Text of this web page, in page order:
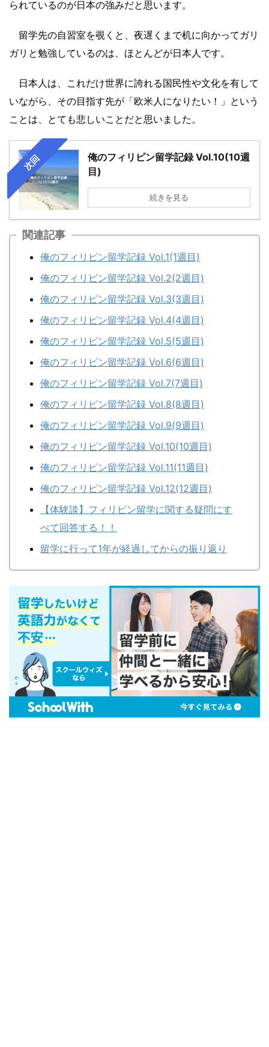
られているのが日本の強みだと思います。
留学先の自習室を覗くと、夜遅くまで机に向かってガリ
ガリと勉強しているのは、ほとんどが日本人です。
日本人は、これだけ世界に誇れる国民性や文化を有して
いながら、その目指す先が「欧米人になりたい！」という
ことは、とても悲しいことだと思いました。
次回
俺のフィリピン留学記録 Vol.10(10週
目)
続きを見る
関連記事
俺のフィリピン留学記録 Vol.1(1週目)
俺のフィリピン留学記録 Vol.2(2週目)
俺のフィリピン留学記録 Vol.3(3週目)
俺のフィリピン留学記録 Vol.4(4週目)
俺のフィリピン留学記録 Vol.5(5週目)
俺のフィリピン留学記録 Vol.6(6週目)
俺のフィリピン留学記録 Vol.7(7週目)
俺のフィリピン留学記録 Vol.8(8週目)
俺のフィリピン留学記録 Vol.9(9週目)
俺のフィリピン留学記録 Vol.10(10週目)
俺のフィリピン留学記録 Vol.11(11週目)
俺のフィリピン留学記録 Vol.12(12週目)
【体験談】フィリピン留学に関する疑問にす
べて回答する！！
留学に行って1年が経過してからの振り返り